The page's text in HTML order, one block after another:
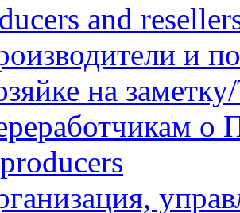
and
и
на
о